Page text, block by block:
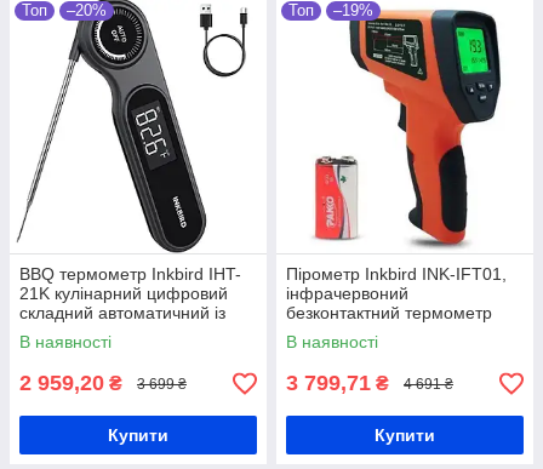
Топ –20%
BBQ термометр Inkbird IHT-
21K кулінарний цифровий
складний автоматичний із
LCD
В наявності
2 959,20 ₴ 3 699 ₴
Купити
Топ –19%
Пірометр Inkbird INK-IFT01,
інфрачервоний
безконтактний термометр
-50°C ~ 550°C, лазерний
термометр для кухні та
промисловості
В наявності
3 799,71 ₴ 4 691 ₴
Купити